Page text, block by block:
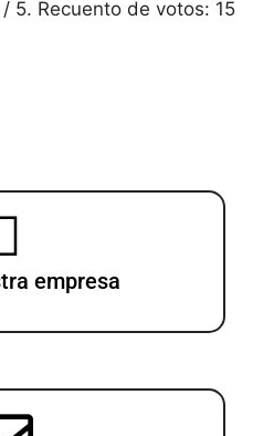
/ 5. Recuento de votos: 15
empresa